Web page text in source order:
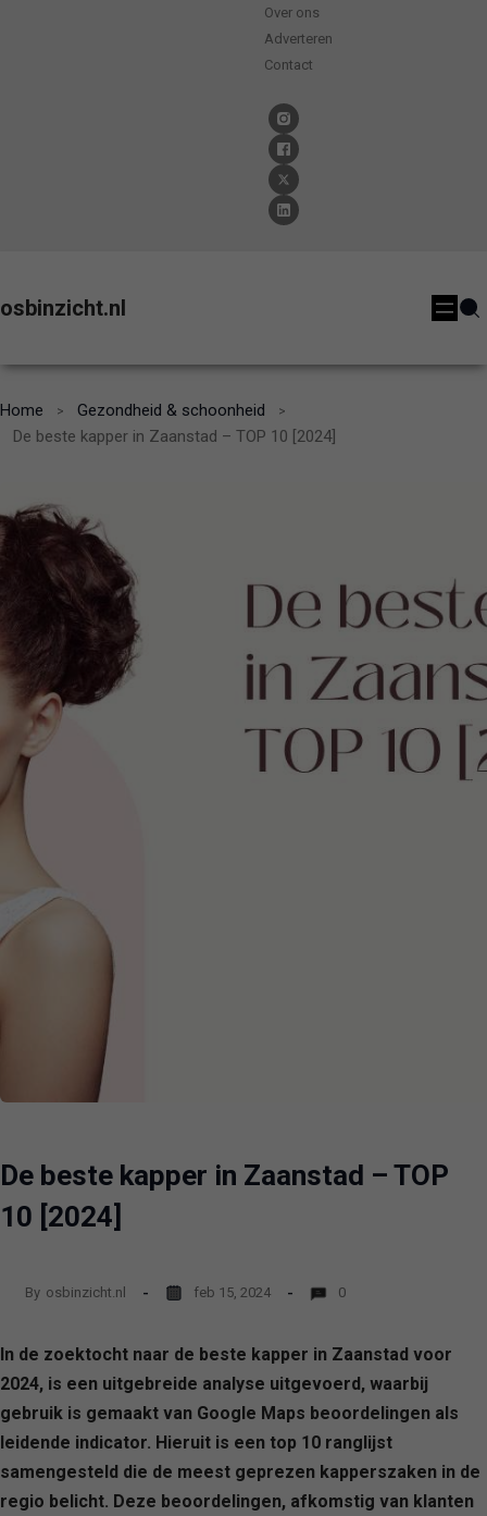
Over ons
Adverteren
Contact
osbinzicht.nl
Home
Gezondheid & schoonheid
De beste kapper in Zaanstad – TOP 10 [2024]
De beste kapper in Zaanstad – TOP
10 [2024]
By osbinzicht.nl feb 15, 2024 0
In de zoektocht naar de beste kapper in Zaanstad voor
2024, is een uitgebreide analyse uitgevoerd, waarbij
gebruik is gemaakt van Google Maps beoordelingen als
leidende indicator. Hieruit is een top 10 ranglijst
samengesteld die de meest geprezen kapperszaken in de
regio belicht. Deze beoordelingen, afkomstig van klanten